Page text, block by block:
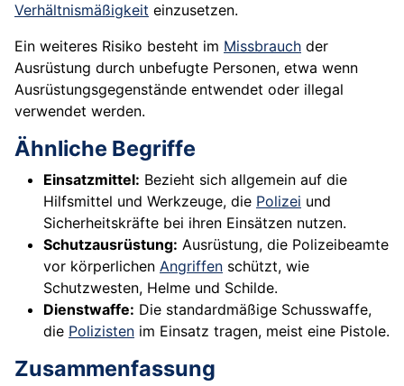
Verhältnismäßigkeit einzusetzen.
Ein weiteres Risiko besteht im Missbrauch der
Ausrüstung durch unbefugte Personen, etwa wenn
Ausrüstungsgegenstände entwendet oder illegal
verwendet werden.
Ähnliche Begriffe
Einsatzmittel: Bezieht sich allgemein auf die
Hilfsmittel und Werkzeuge, die Polizei und
Sicherheitskräfte bei ihren Einsätzen nutzen.
Schutzausrüstung: Ausrüstung, die Polizeibeamte
vor körperlichen Angriffen schützt, wie
Schutzwesten, Helme und Schilde.
Dienstwaffe: Die standardmäßige Schusswaffe,
die Polizisten im Einsatz tragen, meist eine Pistole.
Zusammenfassung